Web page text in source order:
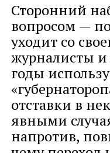
Сторонний
вопросом —
уходит со
журналисты и
годы
отставки в
явными
напротив,